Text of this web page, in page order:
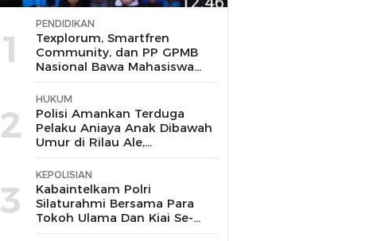
1
PENDIDIKAN
Texplorum, Smartfren
Community, dan PP GPMB
Nasional Bawa Mahasiswa
UIN Jakarta Jelajahi Peluang
Karir di Era IoT
2
HUKUM
Polisi Amankan Terduga
Pelaku Aniaya Anak Dibawah
Umur di Rilau Ale,
Bulukumba
3
KEPOLISIAN
Kabaintelkam Polri
Silaturahmi Bersama Para
Tokoh Ulama Dan Kiai Se-
Kabupaten Cirebon